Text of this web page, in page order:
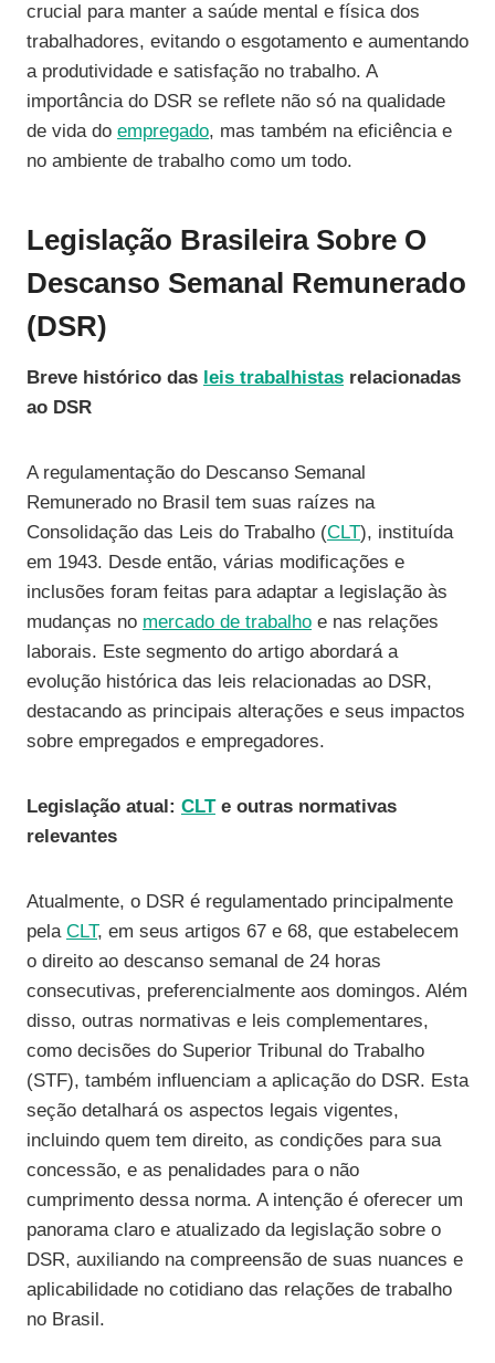
crucial para manter a saúde mental e física dos
trabalhadores, evitando o esgotamento e aumentando
a produtividade e satisfação no trabalho. A
importância do DSR se reflete não só na qualidade
de vida do empregado, mas também na eficiência e
no ambiente de trabalho como um todo.
Legislação Brasileira Sobre O
Descanso Semanal Remunerado
(DSR)
Breve histórico das leis trabalhistas relacionadas
ao DSR
A regulamentação do Descanso Semanal
Remunerado no Brasil tem suas raízes na
Consolidação das Leis do Trabalho (CLT), instituída
em 1943. Desde então, várias modificações e
inclusões foram feitas para adaptar a legislação às
mudanças no mercado de trabalho e nas relações
laborais. Este segmento do artigo abordará a
evolução histórica das leis relacionadas ao DSR,
destacando as principais alterações e seus impactos
sobre empregados e empregadores.
Legislação atual: CLTe outras normativas
relevantes
Atualmente, o DSR é regulamentado principalmente
pela CLT, em seus artigos 67 e 68, que estabelecem
o direito ao descanso semanal de 24 horas
consecutivas, preferencialmente aos domingos. Além
disso, outras normativas e leis complementares,
como decisões do Superior Tribunal do Trabalho
(STF), também influenciam a aplicação do DSR. Esta
seção detalhará os aspectos legais vigentes,
incluindo quem tem direito, as condições para sua
concessão, e as penalidades para o não
cumprimento dessa norma. A intenção é oferecer um
panorama claro e atualizado da legislação sobre o
DSR, auxiliando na compreensão de suas nuances e
aplicabilidade no cotidiano das relações de trabalho
no Brasil.